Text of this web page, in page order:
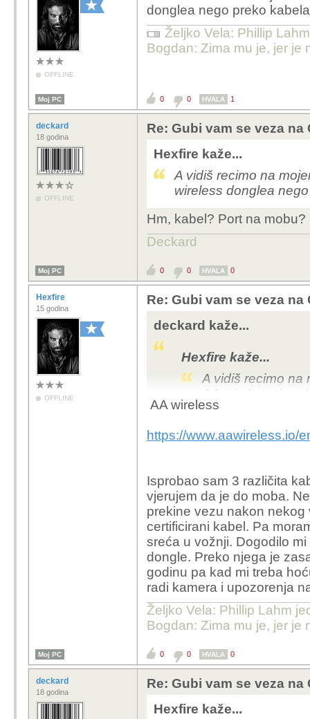
OFFLINE
donglea nego preko
Željko Vela: Phillip
Bogdan: Zima mu je, jer je
Moj PC 0 0 HVALA 1
deckard
18 godina
OFFLINE
Re: Gubi vam se veza
Hexfire kaže...
A vidiš recimo na
wireless donglea
Hm, kabel? Port na
Deckard
Moj PC 0 0 HVALA 0
Hexfire
15 godina
OFFLINE
Re: Gubi vam se veza
deckard kaže...
Hexfire kaže...
A vidiš recimo na
AA wireless
AA wireless
https://www.aawireless.io/
Isprobao sam 3 različita
vjerujem da je do moba.
prekine vezu nakon nekog
certificirani kabel. Pa
sreća u vožnji. Dogodilo
dongle. Preko njega je
godinu pa kad mi treba
radi kamera i upozorenja
Željko Vela: Phillip Lahm
Bogdan: Zima mu je, jer je
Moj PC 0 0 HVALA 0
deckard
18 godina
Re: Gubi vam se veza
Hexfire kaže...